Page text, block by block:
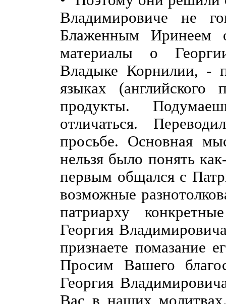
Владимировиче не
Блаженным Иринеем
материалы о
Владыке Корнилии, -
языках
продукты.
отличаться.
просьбе. Основная
нельзя было понять
первым общался с
возможные
патриарху
Георгия
признаете помазание
Просим Вашего
Георгия
Вас в наших